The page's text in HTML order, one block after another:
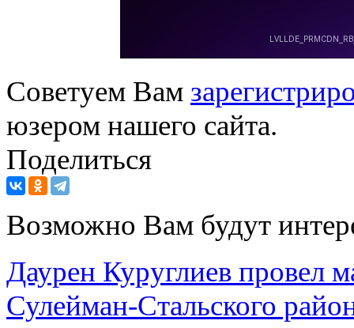
Советуем Вам
юзером нашего сайта.
Поделиться
Возможно Вам будут
Даурен Куруглиев провел
Сулейман-Стальского